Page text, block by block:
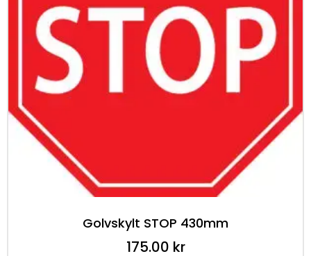
Golvskylt STOP 430mm
175.00 kr